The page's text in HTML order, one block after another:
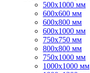
500x1000 мм
600x600 мм
600x800 мм
600x1000 мм
750x750 мм
800x800 мм
750x1000 мм
1000x1000 мм